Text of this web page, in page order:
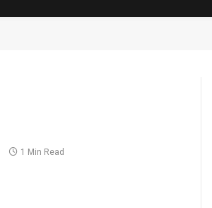
1 Min Read